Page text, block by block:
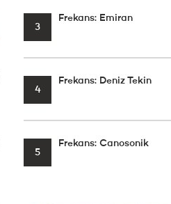
3
Frekans: Emiran
4
Frekans: Deniz Tekin
5
Frekans: Canosonik